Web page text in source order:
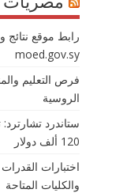
رابط موقع نتائج
moed.gov.sy
فرص التعليم
الروسية
ستاندرد تشارترد:
120 ألف دولار
والكليات المتاحة